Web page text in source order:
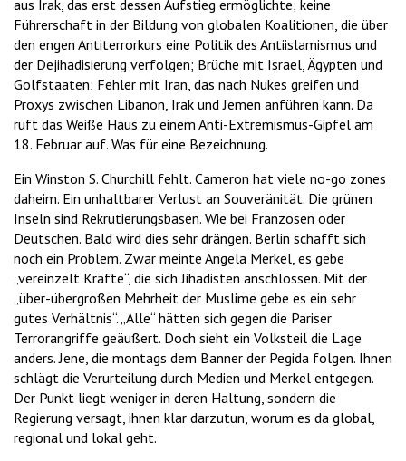
aus Irak, das erst dessen Aufstieg ermöglichte; keine
Führerschaft in der Bildung von globalen Koalitionen, die über
den engen Antiterrorkurs eine Politik des Antiislamismus und
der Dejihadisierung verfolgen; Brüche mit Israel, Ägypten und
Golfstaaten; Fehler mit Iran, das nach Nukes greifen und
Proxys zwischen Libanon, Irak und Jemen anführen kann. Da
ruft das Weiße Haus zu einem Anti-Extremismus-Gipfel am
18. Februar auf. Was für eine Bezeichnung.
Ein Winston S. Churchill fehlt. Cameron hat viele no-go zones
daheim. Ein unhaltbarer Verlust an Souveränität. Die grünen
Inseln sind Rekrutierungsbasen. Wie bei Franzosen oder
Deutschen. Bald wird dies sehr drängen. Berlin schafft sich
noch ein Problem. Zwar meinte Angela Merkel, es gebe
„vereinzelt Kräfte“, die sich Jihadisten anschlossen. Mit der
„über-übergroßen Mehrheit der Muslime gebe es ein sehr
gutes Verhältnis“. „Alle“ hätten sich gegen die Pariser
Terrorangriffe geäußert. Doch sieht ein Volksteil die Lage
anders. Jene, die montags dem Banner der Pegida folgen. Ihnen
schlägt die Verurteilung durch Medien und Merkel entgegen.
Der Punkt liegt weniger in deren Haltung, sondern die
Regierung versagt, ihnen klar darzutun, worum es da global,
regional und lokal geht.